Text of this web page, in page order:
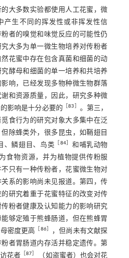
大多数实验都使用人工花蜜，微
产生不同的挥发性或非挥发性信
者的嗅觉和味觉反应的可能性仍
大多为单一微生物培养对传粉者
花蜜中存在包含真菌和细菌的动
酵母和细菌的单一培养和共培养
响，已经发现多物种微生物群落
和资源质量，因此，研究多种微
影响是十分必要的
［83
。第三，
食行为的研究对象大多集中在泛
除蜂类外，很多昆虫，如鞘翅目
、鳞翅目、鸟类
84］ 和哺乳动物
食物资源，并为植物提供传粉服
只有一种传粉者，花蜜微生物对
系的影响尚未见报道。第四，传
研究着重于花蜜特征的改变对传
粉者健康及认知能力的影响研究
够定殖于熊蜂肠道，但在熊蜂胃
密度更高
86］
，但尚未有文献探
者胃肠道内存活并稳定遗传。第
花者 ［87
（如盗蜜者）也会对花